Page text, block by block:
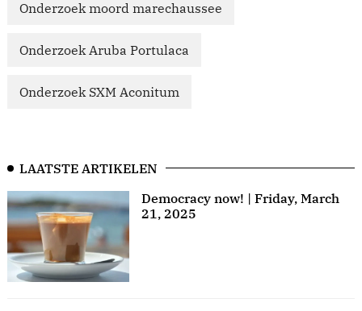
Onderzoek moord marechaussee
Onderzoek Aruba Portulaca
Onderzoek SXM Aconitum
LAATSTE ARTIKELEN
Democracy now! | Friday, March
21, 2025